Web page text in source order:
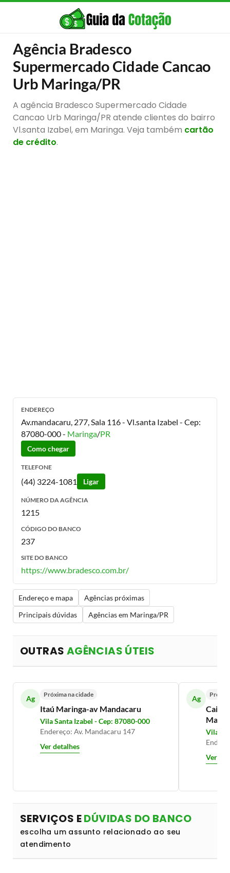
Agência Bradesco
Supermercado Cidade Cancao
Urb Maringa/PR
A agência Bradesco Supermercado Cidade
Cancao Urb Maringa/PR atende clientes do bairro
Vl.santa Izabel, em Maringa. Veja também cartão
de crédito.
ENDEREÇO
Av.mandacaru, 277, Sala 116 - Vl.santa Izabel - Cep:
87080-000- Maringa/PR
Como chegar
TELEFONE
(44) 3224-1081 Ligar
NÚMERO DA AGÊNCIA
1215
CÓDIGO DO BANCO
237
SITE DO BANCO
https://www.bradesco.com.br/
Endereço e mapa
Agências próximas
Principais dúvidas
Agências em Maringa/PR
OUTRAS AGÊNCIAS ÚTEIS
Ag Próxima na cidade
Itaú Maringa-av Mandacaru
Vila Santa Izabel - Cep: 87080-000
Endereço: Av. Mandacaru 147
Ver detalhes
Ag
Caixa
Vila
Ver
SERVIÇOS EDÚVIDAS DO BANCO
escolha um assunto relacionado ao seu
atendimento